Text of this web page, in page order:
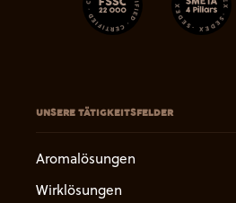
UNSERE TÄTIGKEITSFELDER
Aromalösungen
Wirklösungen